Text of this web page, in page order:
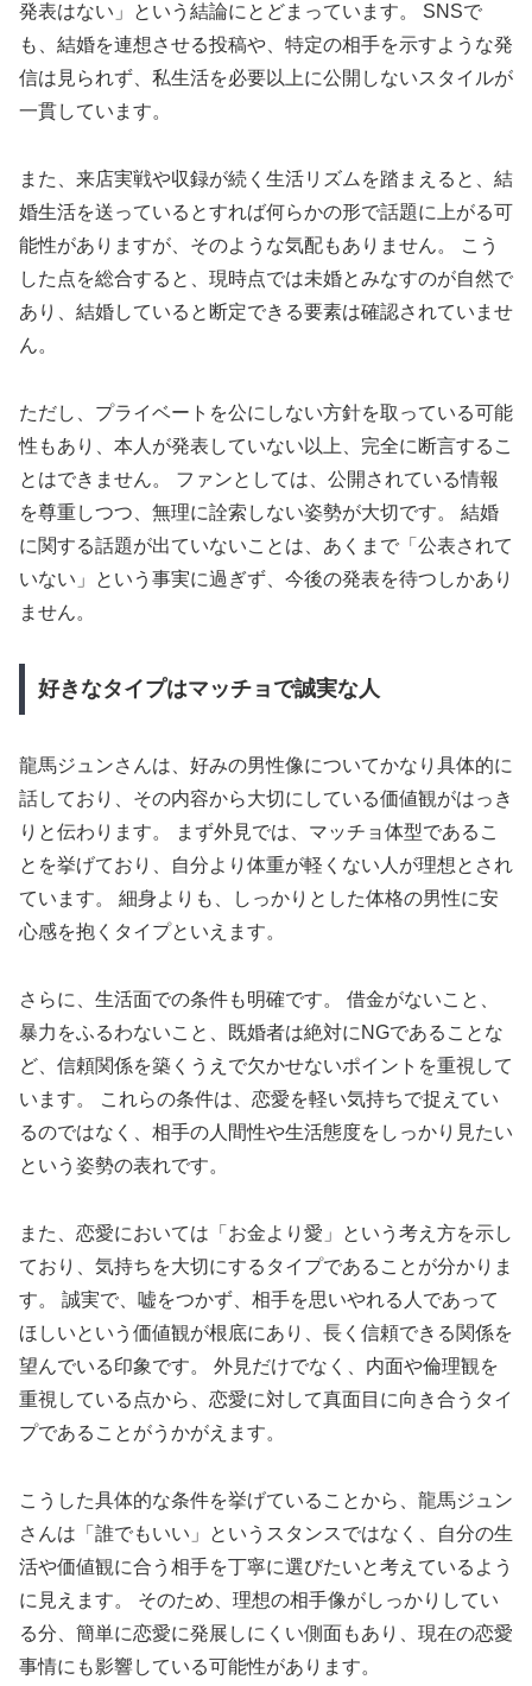
発表はない」という結論にとどまっています。 SNSで
も、結婚を連想させる投稿や、特定の相手を示すような発
信は見られず、私生活を必要以上に公開しないスタイルが
一貫しています。
また、来店実戦や収録が続く生活リズムを踏まえると、結
婚生活を送っているとすれば何らかの形で話題に上がる可
能性がありますが、そのような気配もありません。 こう
した点を総合すると、現時点では未婚とみなすのが自然で
あり、結婚していると断定できる要素は確認されていませ
ん。
ただし、プライベートを公にしない方針を取っている可能
性もあり、本人が発表していない以上、完全に断言するこ
とはできません。 ファンとしては、公開されている情報
を尊重しつつ、無理に詮索しない姿勢が大切です。 結婚
に関する話題が出ていないことは、あくまで「公表されて
いない」という事実に過ぎず、今後の発表を待つしかあり
ません。
好きなタイプはマッチョで誠実な人
龍馬ジュンさんは、好みの男性像についてかなり具体的に
話しており、その内容から大切にしている価値観がはっき
りと伝わります。 まず外見では、マッチョ体型であるこ
とを挙げており、自分より体重が軽くない人が理想とされ
ています。 細身よりも、しっかりとした体格の男性に安
心感を抱くタイプといえます。
さらに、生活面での条件も明確です。 借金がないこと、
暴力をふるわないこと、既婚者は絶対にNGであることな
ど、信頼関係を築くうえで欠かせないポイントを重視して
います。 これらの条件は、恋愛を軽い気持ちで捉えてい
るのではなく、相手の人間性や生活態度をしっかり見たい
という姿勢の表れです。
また、恋愛においては「お金より愛」という考え方を示し
ており、気持ちを大切にするタイプであることが分かりま
す。 誠実で、嘘をつかず、相手を思いやれる人であって
ほしいという価値観が根底にあり、長く信頼できる関係を
望んでいる印象です。 外見だけでなく、内面や倫理観を
重視している点から、恋愛に対して真面目に向き合うタイ
プであることがうかがえます。
こうした具体的な条件を挙げていることから、龍馬ジュン
さんは「誰でもいい」というスタンスではなく、自分の生
活や価値観に合う相手を丁寧に選びたいと考えているよう
に見えます。 そのため、理想の相手像がしっかりしてい
る分、簡単に恋愛に発展しにくい側面もあり、現在の恋愛
事情にも影響している可能性があります。